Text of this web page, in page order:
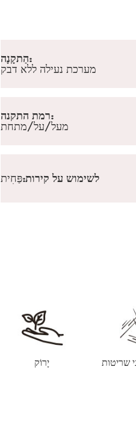
הַתקָנָה:
מערכת נעילה ללא דבק
רמת התקנה:
מעל/על/מתחת
לשימוש על קירות:פַּחִית
יָרוֹק שריטות